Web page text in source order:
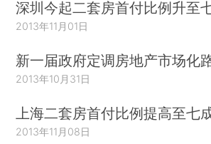
深圳今起二套房首付比例升至
2013年11月01日
新一届政府定调房地产市场化
2013年10月31日
上海二套房首付比例提高至七
2013年11月08日